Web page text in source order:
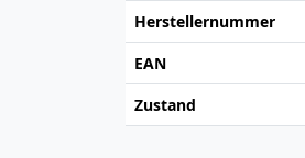
Herstellernummer
EAN
Zustand